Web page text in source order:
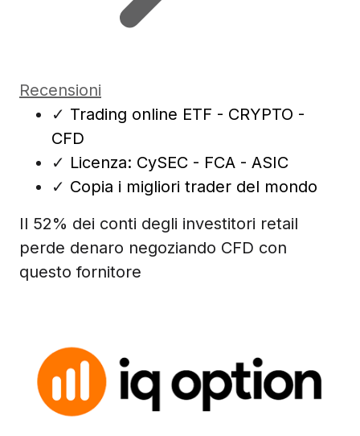
Recensioni
✓ Trading online ETF - CRYPTO -
CFD
✓ Licenza: CySEC - FCA - ASIC
✓ Copia i migliori trader del mondo
Il 52% dei conti degli investitori retail
perde denaro negoziando CFD con
questo fornitore